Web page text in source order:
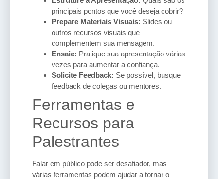
principais pontos que você deseja cobrir?
Prepare Materiais Visuais: Slides ou
outros recursos visuais que
complementem sua mensagem.
Ensaie: Pratique sua apresentação várias
vezes para aumentar a confiança.
Solicite Feedback: Se possível, busque
feedback de colegas ou mentores.
Ferramentas e
Recursos para
Palestrantes
Falar em público pode ser desafiador, mas
várias ferramentas podem ajudar a tornar o